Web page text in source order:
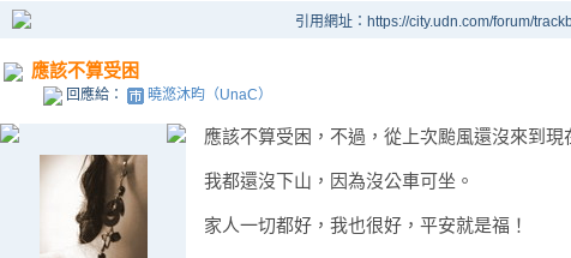
引用網址：https://city.udn.com/forum/
應該不算受困
回應給： 曉滺沐昀（UnaC）
應該不算受困，不過，從上次颱風還沒來到現
我都還沒下山，因為沒公車可坐。
家人一切都好，我也很好，平安就是福！